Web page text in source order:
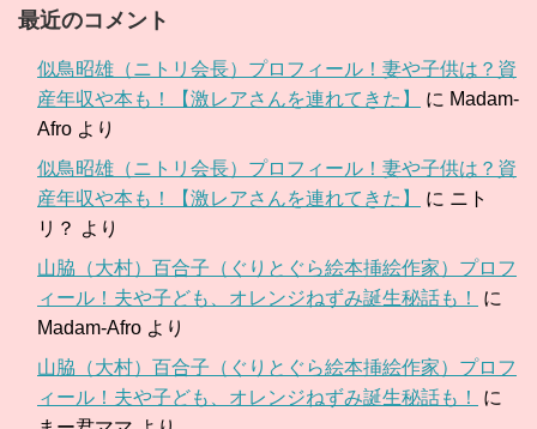
最近のコメント
似鳥昭雄（ニトリ会長）プロフィール！妻や子供は？資
産年収や本も！【激レアさんを連れてきた】
に Madam-
Afro より
似鳥昭雄（ニトリ会長）プロフィール！妻や子供は？資
産年収や本も！【激レアさんを連れてきた】
に ニト
リ？ より
山脇（大村）百合子（ぐりとぐら絵本挿絵作家）プロフ
ィール！夫や子ども、オレンジねずみ誕生秘話も！
に
Madam-Afro より
山脇（大村）百合子（ぐりとぐら絵本挿絵作家）プロフ
ィール！夫や子ども、オレンジねずみ誕生秘話も！
に